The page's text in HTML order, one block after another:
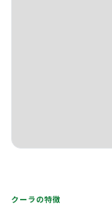
クーラの特徴